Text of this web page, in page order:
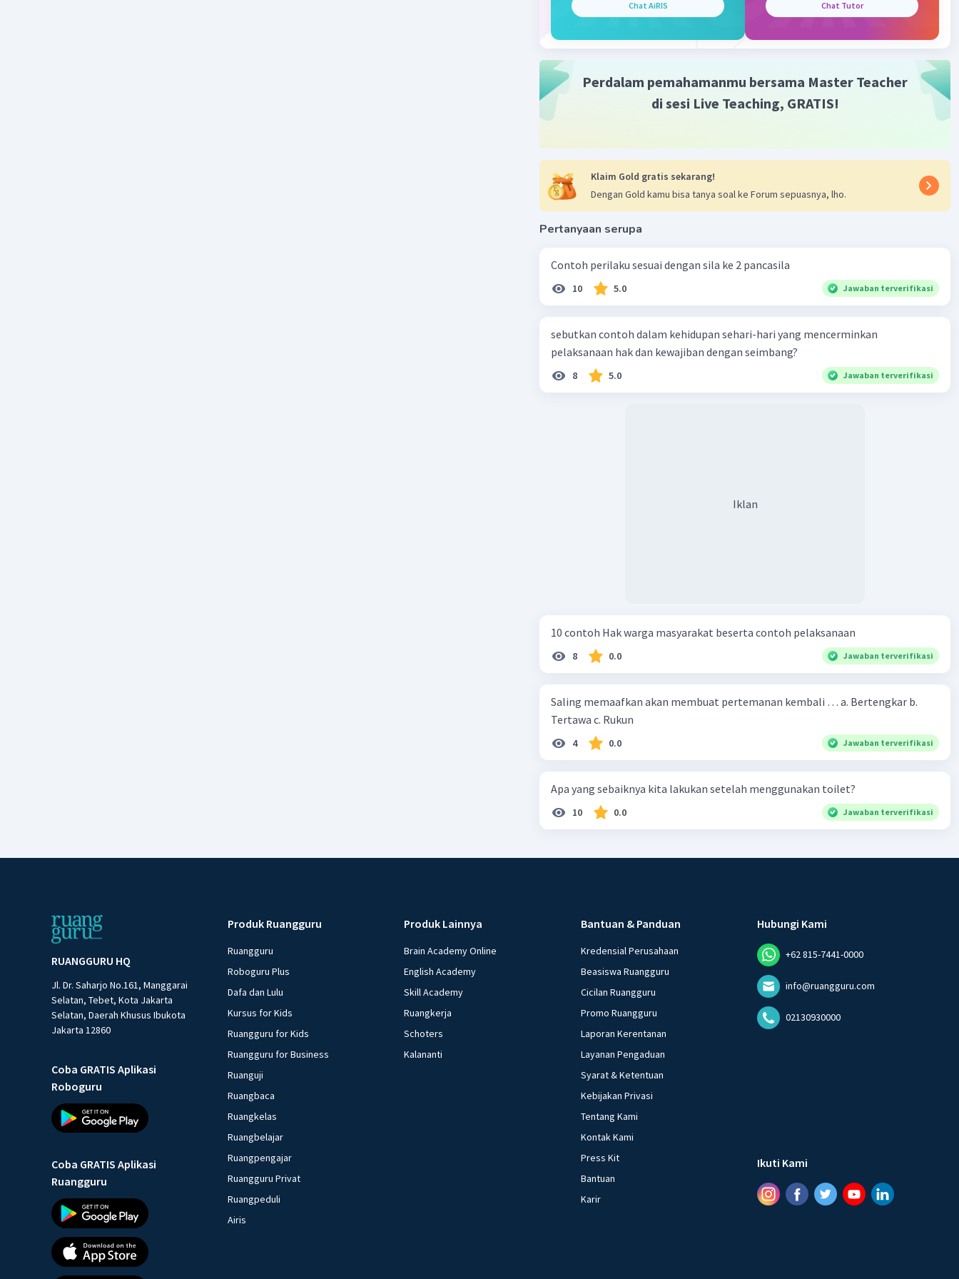
03 Februari 2023 09:22
Chat AiRIS Chat Tutor
Perdalam pemahamanmu bersama Master Teacher
di sesi Live Teaching, GRATIS!
Klaim Gold gratis sekarang!
Dengan Gold kamu bisa tanya soal ke Forum sepuasnya, lho.
Pertanyaan serupa
Contoh perilaku sesuai dengan sila ke 2 pancasila
10 5.0 Jawaban terverifikasi
sebutkan contoh dalam kehidupan sehari-hari yang mencerminkan
pelaksanaan hak dan kewajiban dengan seimbang?
8 5.0 Jawaban terverifikasi
Iklan
10 contoh Hak warga masyarakat beserta contoh pelaksanaan
8 0.0 Jawaban terverifikasi
Saling memaafkan akan membuat pertemanan kembali … a. Bertengkar b.
Tertawa c. Rukun
4 0.0 Jawaban terverifikasi
Apa yang sebaiknya kita lakukan setelah menggunakan toilet?
10 0.0 Jawaban terverifikasi
RUANGGURU HQ
Jl. Dr. Saharjo No.161, Manggarai
Selatan, Tebet, Kota Jakarta
Selatan, Daerah Khusus Ibukota
Jakarta 12860
Coba GRATIS Aplikasi
Roboguru
Coba GRATIS Aplikasi
Ruangguru
Produk Ruangguru
Ruangguru
Roboguru Plus
Dafa dan Lulu
Kursus for Kids
Ruangguru for Kids
Ruangguru for Business
Ruanguji
Ruangbaca
Ruangkelas
Ruangbelajar
Ruangpengajar
Ruangguru Privat
Ruangpeduli
Airis
Produk Lainnya
Brain Academy Online
English Academy
Skill Academy
Ruangkerja
Schoters
Kalananti
Bantuan & Panduan
Kredensial Perusahaan
Beasiswa Ruangguru
Cicilan Ruangguru
Promo Ruangguru
Laporan Kerentanan
Layanan Pengaduan
Syarat & Ketentuan
Kebijakan Privasi
Tentang Kami
Kontak Kami
Press Kit
Bantuan
Karir
Hubungi Kami
+62 815-7441-0000
info@ruangguru.com
02130930000
Ikuti Kami